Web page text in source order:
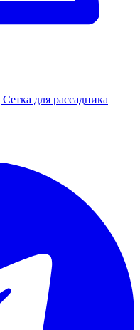
Сетка для рассадника